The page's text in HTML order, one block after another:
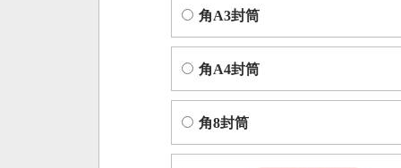
角A3封筒
角A4封筒
角8封筒